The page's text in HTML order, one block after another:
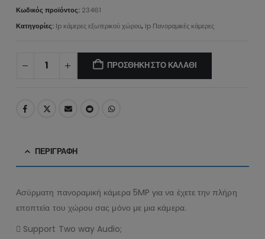
Κωδικός προϊόντος: 23461
Κατηγορίες: Ip κάμερες εξωτερικού χώρου, Ip Πανοραμικές κάμερες
ΠΡΟΣΘΉΚΗ ΣΤΟ ΚΑΛΆΘΙ
ΠΕΡΙΓΡΑΦΉ
Ασύρματη πανοραμική κάμερα 5MP για να έχετε την πλήρη
εποπτεία του χώρου σας μόνο με μια κάμερα.
 Support Two way Audio;